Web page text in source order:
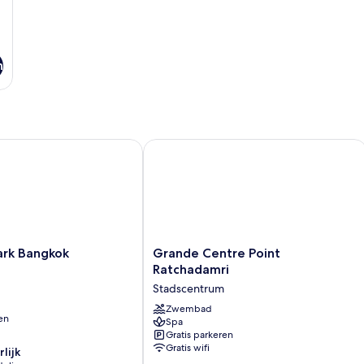
Bangkok
Grande
Centre
Ratchadamri
Stadscentrum
Grande Centre Point
Ratchadamri
Stadscentrum
Zwembad
Spa
Gratis parkeren
Gratis wifi
Grande Centre Point Ratchadamri